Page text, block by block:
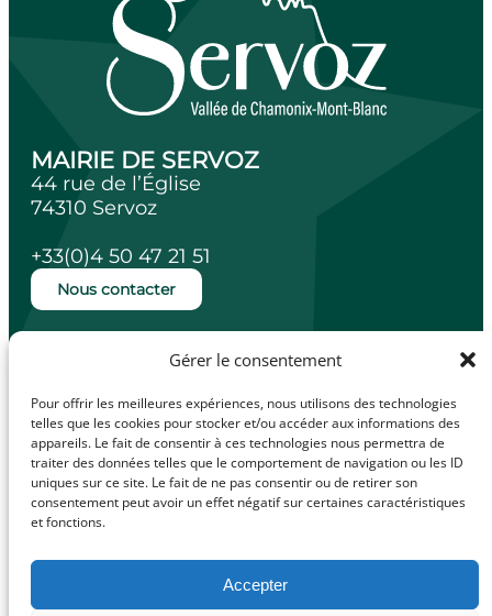
Gérer le consentement
Pour offrir les meilleures expériences, nous utilisons des technologies
telles que les cookies pour stocker et/ou accéder aux informations des
appareils. Le fait de consentir à ces technologies nous permettra de
traiter des données telles que le comportement de navigation ou les ID
uniques sur ce site. Le fait de ne pas consentir ou de retirer son
consentement peut avoir un effet négatif sur certaines caractéristiques
et fonctions.
Accepter
MAIRIE DE SERVOZ
44 rue de l’Église
74310 Servoz
+33(0)4 50 47 21 51
Nous contacter
Lundi, mardi, jeudi et vendredi de 14h à
Mercredi de 10h à 12h.
facebook